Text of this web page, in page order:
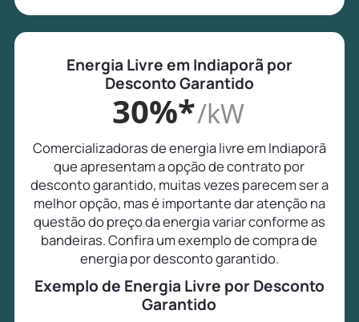
Energia Livre em Indiaporã por
Desconto Garantido
30%*/kW
Comercializadoras de energia livre em Indiaporã
que apresentam a opção de contrato por
desconto garantido, muitas vezes parecem ser a
melhor opção, mas é importante dar atenção na
questão do preço da energia variar conforme as
bandeiras. Confira um exemplo de compra de
energia por desconto garantido.
Exemplo de Energia Livre por Desconto
Garantido